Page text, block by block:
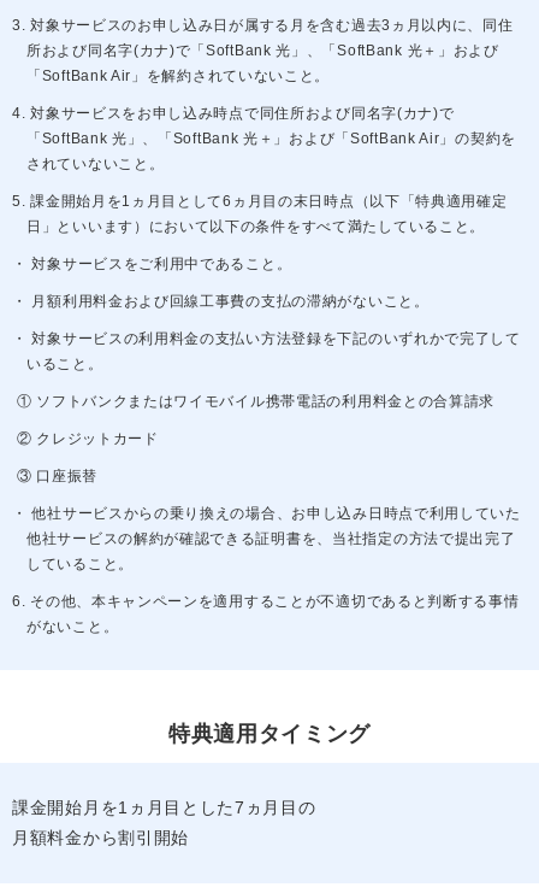
3. 対象サービスのお申し込み日が属する月を含む過去3ヵ月以内に、同住
所および同名字(カナ)で「SoftBank 光」、「SoftBank 光＋」および
「SoftBank Air」を解約されていないこと。
4. 対象サービスをお申し込み時点で同住所および同名字(カナ)で
「SoftBank 光」、「SoftBank 光＋」および「SoftBank Air」の契約を
されていないこと。
5. 課金開始月を1ヵ月目として6ヵ月目の末日時点（以下「特典適用確定
日」といいます）において以下の条件をすべて満たしていること。
・ 対象サービスをご利用中であること。
・ 月額利用料金および回線工事費の支払の滞納がないこと。
・ 対象サービスの利用料金の支払い方法登録を下記のいずれかで完了して
いること。
① ソフトバンクまたはワイモバイル携帯電話の利用料金との合算請求
② クレジットカード
③ 口座振替
・ 他社サービスからの乗り換えの場合、お申し込み日時点で利用していた
他社サービスの解約が確認できる証明書を、当社指定の方法で提出完了
していること。
6. その他、本キャンペーンを適用することが不適切であると判断する事情
がないこと。
特典適用タイミング
課金開始月を1ヵ月目とした7ヵ月目の
月額料金から割引開始